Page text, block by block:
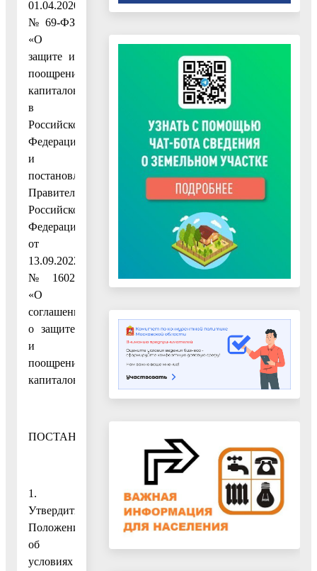
01.04.2020
№ 69-ФЗ
«О
защите и
поощрении
капиталовложений
в
Российской
Федерации»
и
постановлением
Правительства
Российской
Федерации
от
13.09.2022
№ 1602
«О
соглашениях
о защите
и
поощрении
капиталовложений»
ПОСТАНОВЛЯЮ:
1.
Утвердить
Положение
об
условиях